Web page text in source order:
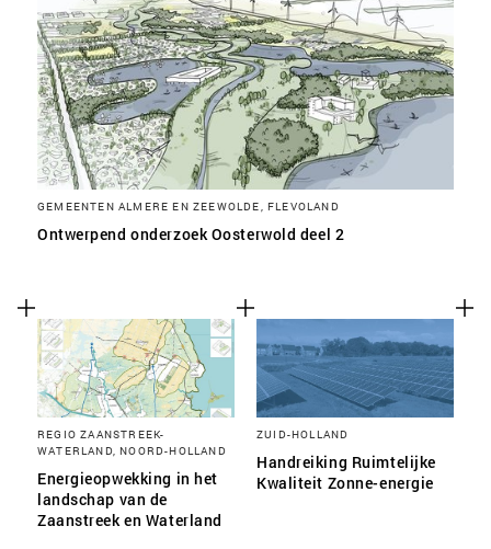
GEMEENTEN ALMERE EN ZEEWOLDE, FLEVOLAND
Ontwerpend onderzoek Oosterwold deel 2
REGIO ZAANSTREEK-
WATERLAND, NOORD-HOLLAND
Energieopwekking in het
landschap van de
Zaanstreek en Waterland
ZUID-HOLLAND
Handreiking Ruimtelijke
Kwaliteit Zonne-energie